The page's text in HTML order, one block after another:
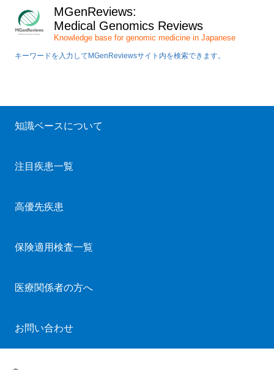
MGenReviews:
Medical Genomics Reviews
Knowledge base for genomic medicine in Japanese
キーワードを入力してMGenReviewsサイト内を検索できます。
知識ベースについて
注目疾患一覧
高優先疾患
保険適用検査一覧
医療関係者の方へ
お問い合わせ